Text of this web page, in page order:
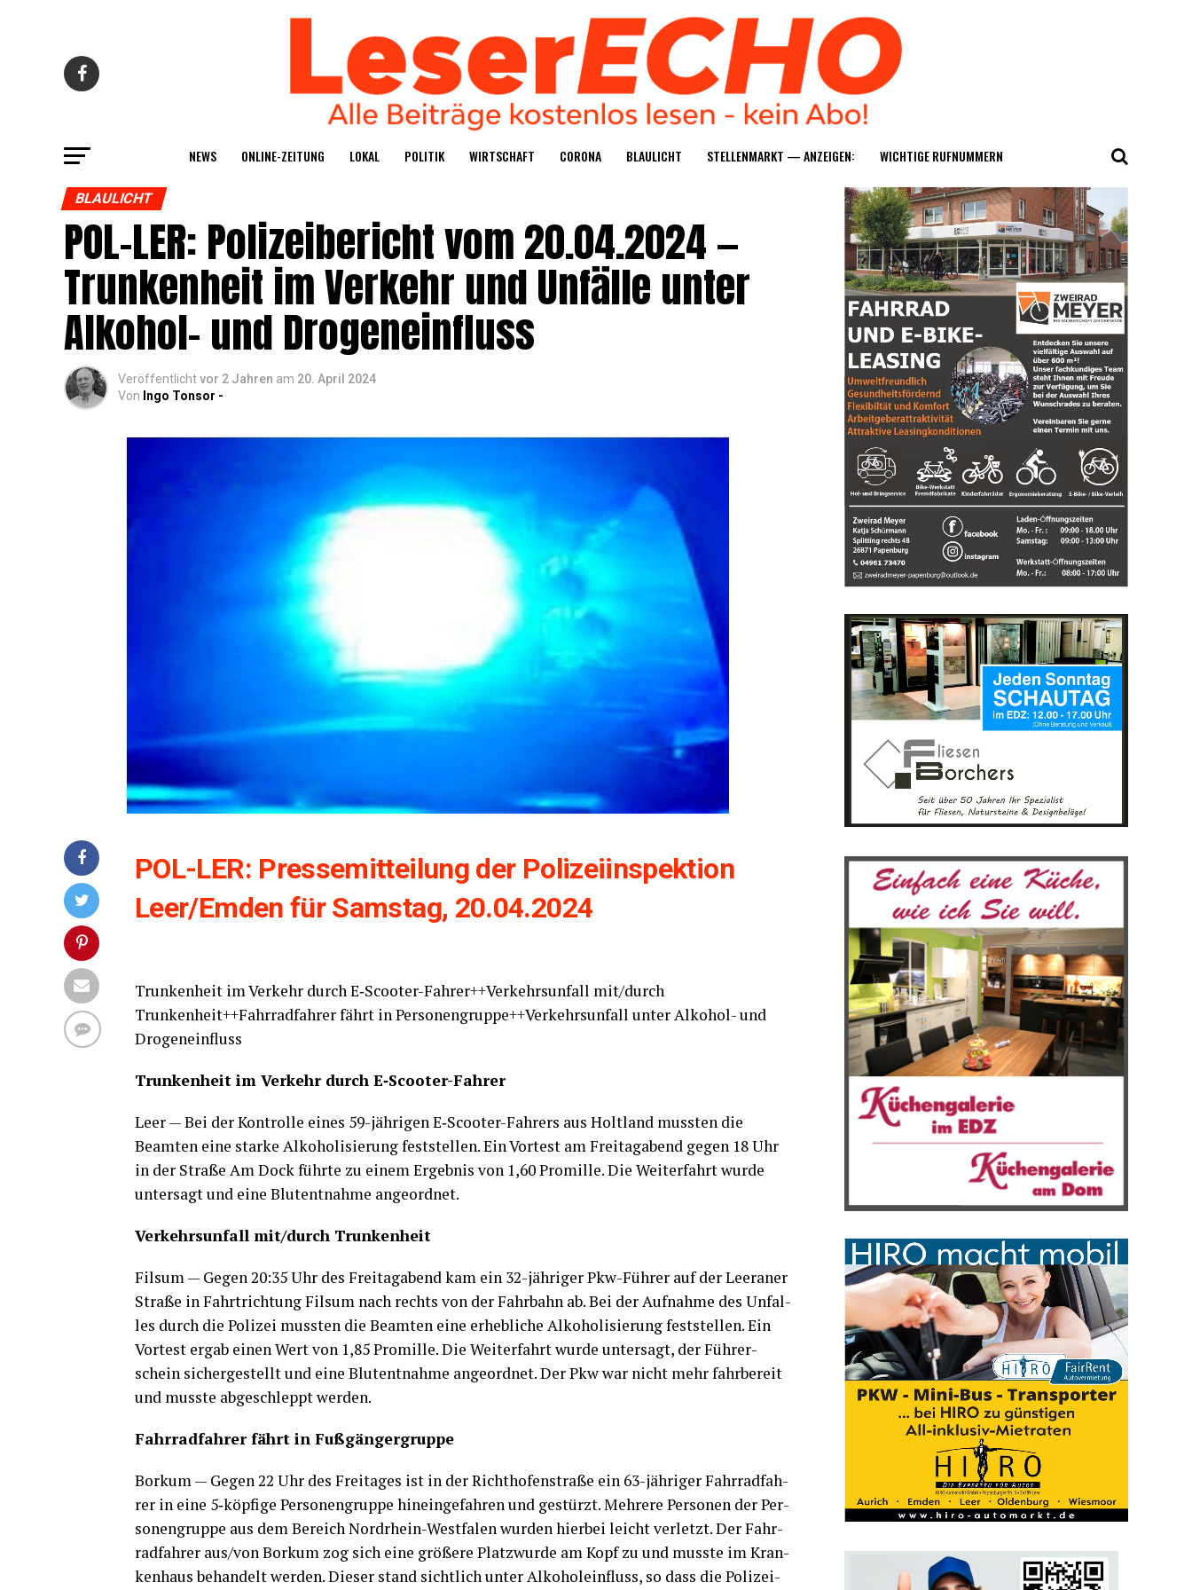
NEWS ONLINE-ZEI­TUNG LOKAL POLI­TIK WIRT­SCHAFT CORO­NA BLAU­LICHT STEL­LEN­MARKT — ANZEIGEN: WICH­TI­GE RUFNUMMERN
BLAULICHT
POL-LER: Poli­zei­be­richt vom 20.04.2024 —
Trun­ken­heit im Ver­kehr und Unfäl­le unter
Alko­hol- und Drogeneinfluss
Veröffentlichtvor 2 Jahren am 20. April 2024
Von Ingo Tonsor -
POL-LER: Pres­se­mit­tei­lung der Poli­zei­in­spek­ti­on
Leer/Emden für Sams­tag, 20.04.2024
Trun­ken­heit im Ver­kehr durch E‑Scooter-Fahrer++Verkehrsunfall mit/durch
Trunkenheit++Fahrradfahrer fährt in Personengruppe++Verkehrsunfall unter Alko­hol- und
Drogeneinfluss
Trun­ken­heit im Ver­kehr durch E‑S­coo­ter-Fah­rer
Leer — Bei der Kon­trol­le eines 59-jäh­ri­gen E‑S­coo­ter-Fah­rers aus Holt­land muss­ten die
Beam­ten eine star­ke Alko­ho­li­sie­rung fest­stel­len. Ein Vor­test am Frei­tag­abend gegen 18 Uhr
in der Stra­ße Am Dock führ­te zu einem Ergeb­nis von 1,60 Pro­mil­le. Die Wei­ter­fahrt wur­de
unter­sagt und eine Blut­ent­nah­me angeordnet.
Ver­kehrs­un­fall mit/durch Trunkenheit
Fils­um — Gegen 20:35 Uhr des Frei­tag­abend kam ein 32-jäh­ri­ger Pkw-Füh­rer auf der Leera­ner
Stra­ße in Fahrt­rich­tung Fils­um nach rechts von der Fahr­bahn ab. Bei der Auf­nah­me des Unfal­
les durch die Poli­zei muss­ten die Beam­ten eine erheb­li­che Alko­ho­li­sie­rung fest­stel­len. Ein
Vor­test ergab einen Wert von 1,85 Pro­mil­le. Die Wei­ter­fahrt wur­de unter­sagt, der Füh­rer­
schein sicher­ge­stellt und eine Blut­ent­nah­me ange­ord­net. Der Pkw war nicht mehr fahr­be­reit
und muss­te abge­schleppt werden.
Fahr­rad­fah­rer fährt in Fußgängergruppe
Bor­kum — Gegen 22 Uhr des Frei­ta­ges ist in der Richt­ho­fen­stra­ße ein 63-jäh­ri­ger Fahr­rad­fah­
rer in eine 5‑köpfige Per­so­nen­grup­pe hin­ein­ge­fah­ren und gestürzt. Meh­re­re Per­so­nen der Per­
so­nen­grup­pe aus dem Bereich Nord­rhein-West­fa­len wur­den hier­bei leicht ver­letzt. Der Fahr­
rad­fah­rer aus/von Bor­kum zog sich eine grö­ße­re Platz­wur­de am Kopf zu und muss­te im Kran­
ken­haus behan­delt wer­den. Die­ser stand sicht­lich unter Alko­hol­ein­fluss, so dass die Poli­zei­